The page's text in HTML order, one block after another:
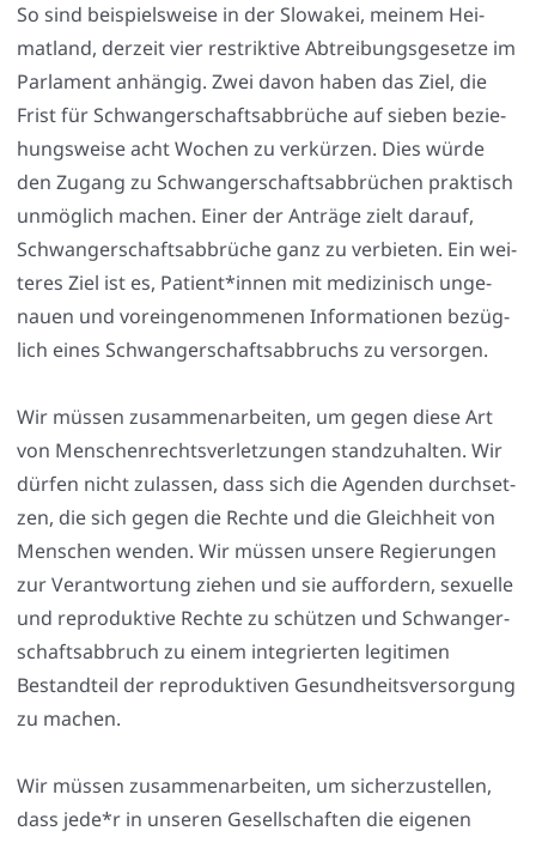
So sind bei­spiels­wei­se in der Slo­wa­kei, mei­nem Hei­
mat­land, der­zeit vier restrik­ti­ve Abtrei­bungs­ge­set­ze im
Par­la­ment anhän­gig. Zwei davon haben das Ziel, die
Frist für Schwan­ger­schafts­ab­brü­che auf sie­ben bezie­
hungs­wei­se acht Wochen zu ver­kür­zen. Dies wür­de
den Zugang zu Schwan­ger­schafts­ab­brü­chen prak­tisch
unmög­lich machen. Einer der Anträ­ge zielt dar­auf,
Schwan­ger­schafts­ab­brü­che ganz zu ver­bie­ten. Ein wei­
te­res Ziel ist es, Patient*innen mit medi­zi­nisch unge­
nau­en und vor­ein­ge­nom­me­nen Infor­ma­tio­nen bezüg­
lich eines Schwan­ger­schafts­ab­bruchs zu ver­sor­gen.
Wir müs­sen zusam­men­ar­bei­ten, um gegen die­se Art
von Men­schen­rechts­ver­let­zun­gen stand­zu­hal­ten. Wir
dür­fen nicht zulas­sen, dass sich die Agen­den durch­set­
zen, die sich gegen die Rech­te und die Gleich­heit von
Men­schen wen­den. Wir müs­sen unse­re Regie­run­gen
zur Ver­ant­wor­tung zie­hen und sie auf­for­dern, sexu­el­le
und repro­duk­ti­ve Rech­te zu schüt­zen und Schwan­ger­
schafts­ab­bruch zu einem inte­grier­ten legi­ti­men
Bestand­teil der repro­duk­ti­ven Gesund­heits­ver­sor­gung
zu machen.
Wir müs­sen zusam­men­ar­bei­ten, um sicher­zu­stel­len,
dass jede*r in unse­ren Gesell­schaf­ten die eige­nen